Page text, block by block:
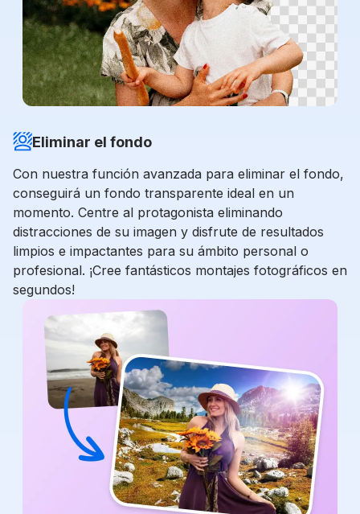
Eliminar el fondo
Con nuestra función avanzada para eliminar el fondo,
conseguirá un fondo transparente ideal en un
momento. Centre al protagonista eliminando
distracciones de su imagen y disfrute de resultados
limpios e impactantes para su ámbito personal o
profesional. ¡Cree fantásticos montajes fotográficos en
segundos!